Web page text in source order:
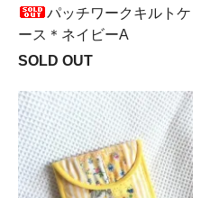
パッチワークキルトケ
ース＊ネイビーA
SOLD OUT